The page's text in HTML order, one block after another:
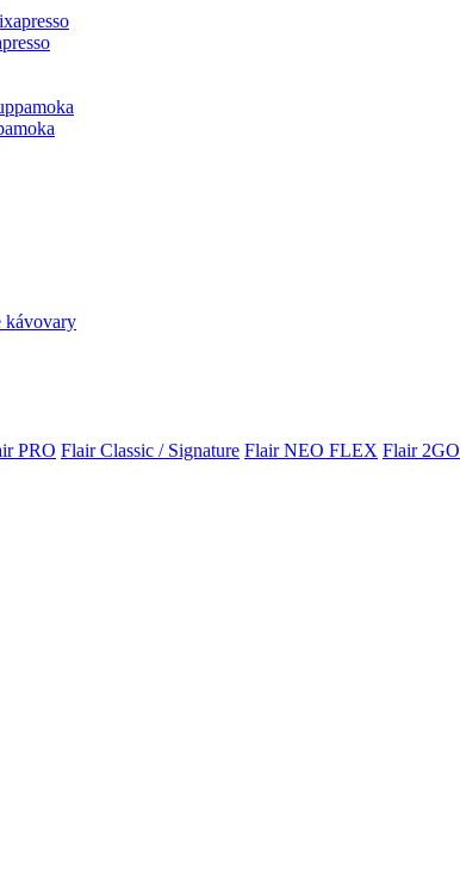
kávovary
PRO Flair Classic / Signature Flair NEO FLEX Flair 2GO